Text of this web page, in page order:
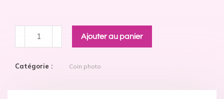
Ajouter au panier
Catégorie : Coin photo